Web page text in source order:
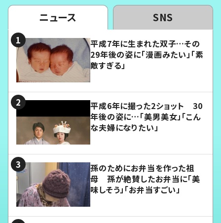
ニュース SNS
平成7年に生まれた双子…その
29年後の姿に「漫画みたい」「素
敵すぎる」
平成6年に撮った2ショット 30
年後の姿に…「美男美女」「こん
な夫婦になりたい」
孫のためにお弁当を作った祖
母 孫が絶賛したお弁当に「美
味しそう」「お弁当すごい」